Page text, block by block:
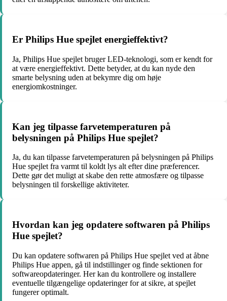
Er Philips Hue spejlet energieffektivt?
Ja, Philips Hue spejlet bruger LED-teknologi, som er kendt for
at være energieffektivt. Dette betyder, at du kan nyde den
smarte belysning uden at bekymre dig om høje
energiomkostninger.
Kan jeg tilpasse farvetemperaturen på
belysningen på Philips Hue spejlet?
Ja, du kan tilpasse farvetemperaturen på belysningen på Philips
Hue spejlet fra varmt til koldt lys alt efter dine præferencer.
Dette gør det muligt at skabe den rette atmosfære og tilpasse
belysningen til forskellige aktiviteter.
Hvordan kan jeg opdatere softwaren på Philips
Hue spejlet?
Du kan opdatere softwaren på Philips Hue spejlet ved at åbne
Philips Hue appen, gå til indstillinger og finde sektionen for
softwareopdateringer. Her kan du kontrollere og installere
eventuelle tilgængelige opdateringer for at sikre, at spejlet
fungerer optimalt.